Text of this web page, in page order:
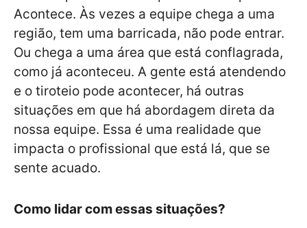
Acontece. Às vezes a equipe chega a uma
região, tem uma barricada, não pode entrar.
Ou chega a uma área que está conflagrada,
como já aconteceu. A gente está atendendo
e o tiroteio pode acontecer, há outras
situações em que há abordagem direta da
nossa equipe. Essa é uma realidade que
impacta o profissional que está lá, que se
sente acuado.
Como lidar com essas situações?